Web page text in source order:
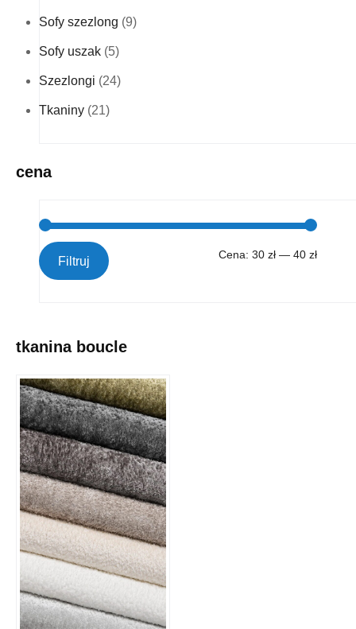
Sofy szezlong (9)
Sofy uszak (5)
Szezlongi (24)
Tkaniny (21)
cena
Filtruj Cena: 30 zł — 40 zł
tkanina boucle